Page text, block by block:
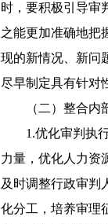
时，要积极引导审
之能更加准确地把
现的新情况、新问
尽早制定具有针对
（二）整合内部
1.优化审判执行
力量，优化人力资
及时调整行政审判
化分工，培养审理